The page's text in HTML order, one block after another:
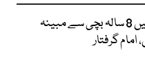
علی پور: مسجد میں 8 سالہ بچی سے مبینہ
گرفتار